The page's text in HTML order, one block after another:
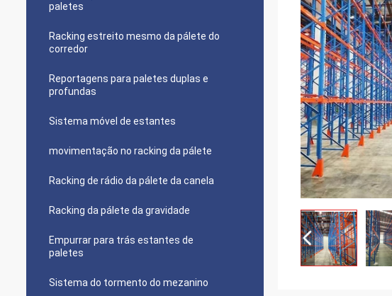
paletes
Racking estreito mesmo da pálete do
corredor
Reportagens para paletes duplas e
profundas
Sistema móvel de estantes
movimentação no racking da pálete
Racking de rádio da pálete da canela
Racking da pálete da gravidade
Empurrar para trás estantes de
paletes
Sistema do tormento do mezanino